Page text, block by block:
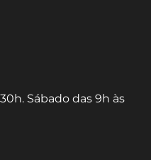
Sábado das 9h às